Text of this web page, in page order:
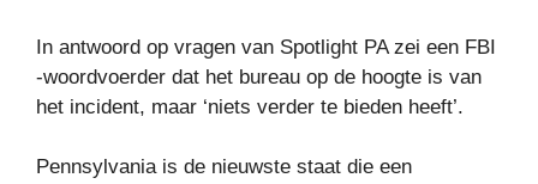
In antwoord op vragen van Spotlight PA zei een FBI
-woordvoerder dat het bureau op de hoogte is van
het incident, maar ‘niets verder te bieden heeft’.
Pennsylvania is de nieuwste staat die een